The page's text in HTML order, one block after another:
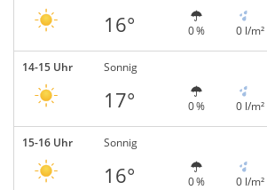
16° 0 % 0 l/m²
14-15 Uhr Sonnig
17° 0 % 0 l/m²
15-16 Uhr Sonnig
16° 0 % 0 l/m²